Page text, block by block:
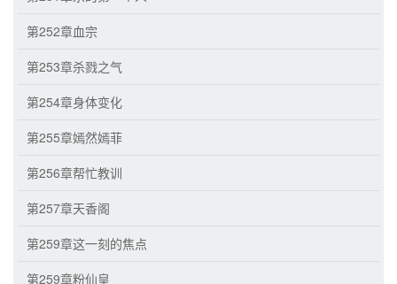
第252章血宗
第253章杀戮之气
第254章身体变化
第255章嫣然嫣菲
第256章帮忙教训
第257章天香阁
第259章这一刻的焦点
第259章粉仙皇